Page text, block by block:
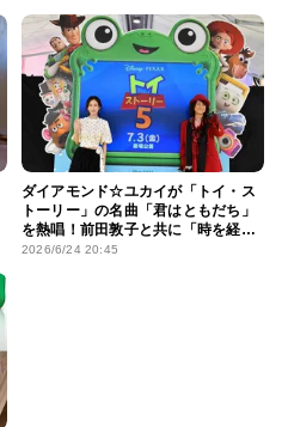
ダイアモンド☆ユカイが「トイ・ス
トーリー」の名曲「君はともだち」
を熱唱！前田敦子と共に「時を経て
もかわらない大切なもの」を語る
2026/6/24 20:45